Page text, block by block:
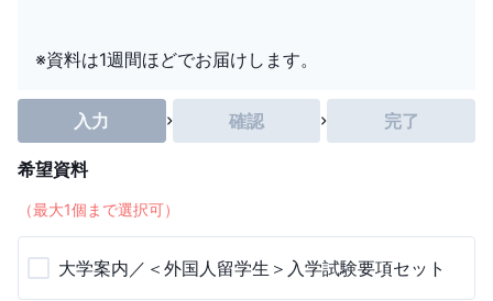
※資料は1週間ほどでお届けします。
入力 確認 完了
希望資料
（最大1個まで選択可）
大学案内／＜外国人留学生＞入学試験要項セット